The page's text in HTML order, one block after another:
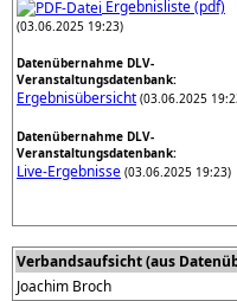
Ergebnisliste (pdf)
(03.06.2025 19:23)
Datenübernahme DLV-
Veranstaltungsdatenbank:
Ergebnisübersicht (03.06.2025
Datenübernahme DLV-
Veranstaltungsdatenbank:
Live-Ergebnisse (03.06.2025 19:23)
Verbandsaufsicht (aus
Joachim Broch